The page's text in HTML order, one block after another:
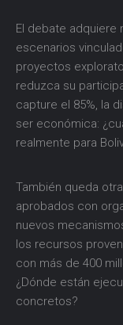
El debate adquiere
escenarios
proyectos
reduzca su
capture el 85%, la
ser económica:
realmente para
También queda
aprobados con
nuevos
los recursos
con más de 400
¿Dónde están
concretos?